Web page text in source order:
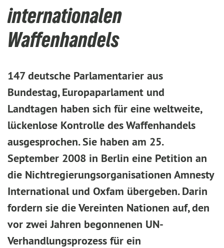
internationalen
Waffenhandels
147 deutsche Parlamentarier aus
Bundestag, Europaparlament und
Landtagen haben sich für eine weltweite,
lückenlose Kontrolle des Waffenhandels
ausgesprochen. Sie haben am 25.
September 2008 in Berlin eine Petition an
die Nichtregierungsorganisationen Amnesty
International und Oxfam übergeben. Darin
fordern sie die Vereinten Nationen auf, den
vor zwei Jahren begonnenen UN-
Verhandlungsprozess für ein